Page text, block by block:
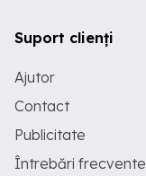
Suport clienți
Ajutor
Contact
Publicitate
Întrebări frecvente